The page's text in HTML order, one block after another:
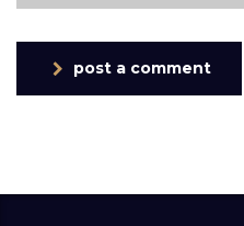
post a comment